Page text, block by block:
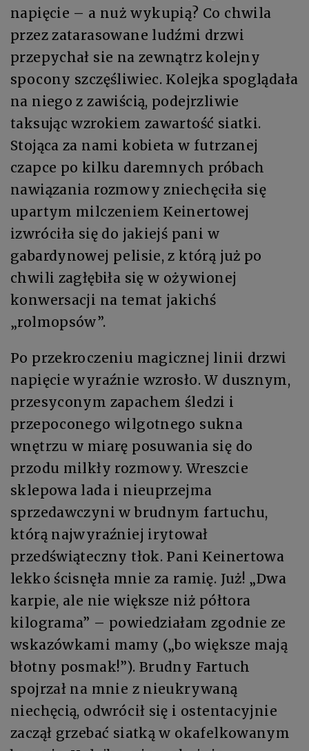
napięcie – a nuż wykupią? Co chwila
przez zatarasowane ludźmi drzwi
przepychał sie na zewnątrz kolejny
spocony szczęśliwiec. Kolejka spoglądała
na niego z zawiścią, podejrzliwie
taksując wzrokiem zawartość siatki.
Stojąca za nami kobieta w futrzanej
czapce po kilku daremnych próbach
nawiązania rozmowy zniechęciła się
upartym milczeniem Keinertowej
izwróciła się do jakiejś pani w
gabardynowej pelisie, z którą już po
chwili zagłębiła się w ożywionej
konwersacji na temat jakichś
„rolmopsów”.
Po przekroczeniu magicznej linii drzwi
napięcie wyraźnie wzrosło. W dusznym,
przesyconym zapachem śledzi i
przepoconego wilgotnego sukna
wnętrzu w miarę posuwania się do
przodu milkły rozmowy. Wreszcie
sklepowa lada i nieuprzejma
sprzedawczyni w brudnym fartuchu,
którą najwyraźniej irytował
przedświąteczny tłok. Pani Keinertowa
lekko ścisnęła mnie za ramię. Już! „Dwa
karpie, ale nie większe niż półtora
kilograma” – powiedziałam zgodnie ze
wskazówkami mamy („bo większe mają
błotny posmak!”). Brudny Fartuch
spojrzał na mnie z nieukrywaną
niechęcią, odwrócił się i ostentacyjnie
zaczął grzebać siatką w okafelkowanym